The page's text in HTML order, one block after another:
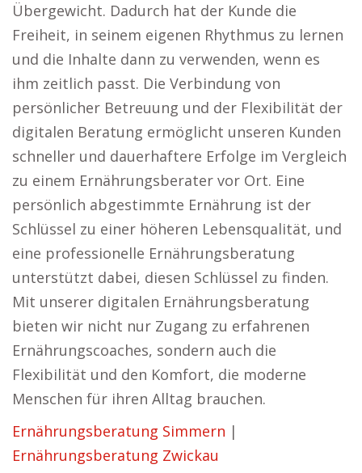
Übergewicht. Dadurch hat der Kunde die
Freiheit, in seinem eigenen Rhythmus zu lernen
und die Inhalte dann zu verwenden, wenn es
ihm zeitlich passt. Die Verbindung von
persönlicher Betreuung und der Flexibilität der
digitalen Beratung ermöglicht unseren Kunden
schneller und dauerhaftere Erfolge im Vergleich
zu einem Ernährungsberater vor Ort. Eine
persönlich abgestimmte Ernährung ist der
Schlüssel zu einer höheren Lebensqualität, und
eine professionelle Ernährungsberatung
unterstützt dabei, diesen Schlüssel zu finden.
Mit unserer digitalen Ernährungsberatung
bieten wir nicht nur Zugang zu erfahrenen
Ernährungscoaches, sondern auch die
Flexibilität und den Komfort, die moderne
Menschen für ihren Alltag brauchen.
Ernährungsberatung Simmern |
Ernährungsberatung Zwickau